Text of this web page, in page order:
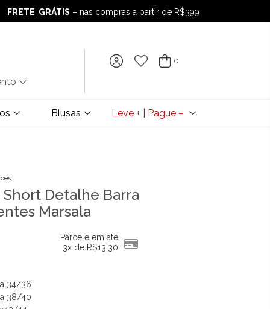
FRETE GRÁTIS – nas compras a partir de R$399
FRETE GRÁTIS– nas compras a partir de R$399
0
Blusas Leve + | Pague –
Short Detalhe Barra
Marsala
Parcele em até
3x de R$13,30
34/36
38/40